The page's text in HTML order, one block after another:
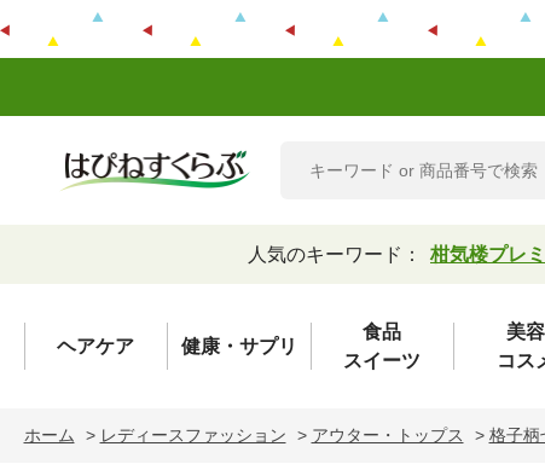
人気のキーワード： 柑気楼プレ
ヘアケア 健康・サプリ
食品
スイーツ
美容
コス
ホーム > レディースファッション > アウター・トップス > 格子柄